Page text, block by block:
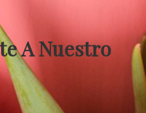
A Nuestro